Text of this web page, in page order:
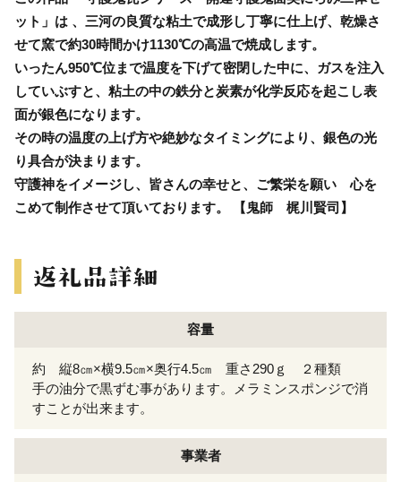
ット」は 、三河の良質な粘土で成形し丁寧に仕上げ、乾燥さ
せて窯で約30時間かけ1130℃の高温で焼成します。
いったん950℃位まで温度を下げて密閉した中に、ガスを注入
していぶすと、粘土の中の鉄分と炭素が化学反応を起こし表
面が銀色になります。
その時の温度の上げ方や絶妙なタイミングにより、銀色の光
り具合が決まります。
守護神をイメージし、皆さんの幸せと、ご繁栄を願い 心を
こめて制作させて頂いております。 【鬼師 梶川賢司】
容量
約 縦8㎝×横9.5㎝×奥行4.5㎝ 重さ290ｇ ２種類
手の油分で黒ずむ事があります。メラミンスポンジで消
すことが出来ます。
事業者